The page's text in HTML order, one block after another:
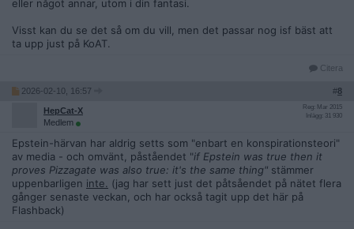
'foliehatt-spekulation', visar sig vara helt korrekt?
Den journalisten jag tog upp har gjort ett väldigt seriöst
arbete om Epstein, det är alltså inge Alex Jones fason över
detta utan mer Uppdrag granskning höjd på journalistiken.
men journalistiken, som jag upplever det som, tillhörde MoJ.
Jag säger det här för att förhållningsättet som hålls avgör hur
folk tar till sig vad tråden handlar om.
Jag anser att det är viktigt att kunna hålla seriösa
diskussioner på forumet och vilka fack de placeras i spelar
roll till användares förhållningssätt till dem.
Ett kanske klarar exempel är MK-ultra: Ingen tog någon som
berättar vad som gjordes på allvar eller var kraftigt överdrivna
eller något annar, utom i din fantasi.
Visst kan du se det så om du vill, men det passar nog isf bäst att
ta upp just på KoAT.
Citera
2026-02-10, 16:57 #8
HepCat-X
Medlem
Reg: Mar 2015
Inlägg: 31 930
Epstein-härvan har aldrig setts som "enbart en konspirationsteori"
av media - och omvänt, påståendet "if Epstein was true then it
proves Pizzagate was also true: it's the same thing" stämmer
uppenbarligen inte. (jag har sett just det påtsåendet på nätet flera
gånger senaste veckan, och har också tagit upp det här på
Flashback)